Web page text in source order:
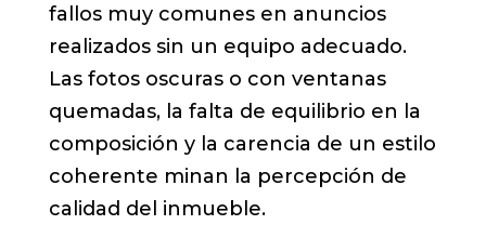
fallos muy comunes en anuncios
realizados sin un equipo adecuado.
Las fotos oscuras o con ventanas
quemadas, la falta de equilibrio en la
composición y la carencia de un estilo
coherente minan la percepción de
calidad del inmueble.